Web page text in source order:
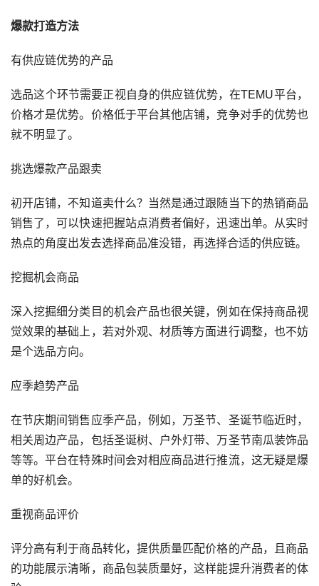
爆款打造方法
有供应链优势的产品
选品这个环节需要正视自身的供应链优势，在TEMU平台，
价格才是优势。价格低于平台其他店铺，竞争对手的优势也
就不明显了。
挑选爆款产品跟卖
初开店铺，不知道卖什么？当然是通过跟随当下的热销商品
销售了，可以快速把握站点消费者偏好，迅速出单。从实时
热点的角度出发去选择商品准没错，再选择合适的供应链。
挖掘机会商品
深入挖掘细分类目的机会产品也很关键，例如在保持商品视
觉效果的基础上，若对外观、材质等方面进行调整，也不妨
是个选品方向。
应季趋势产品
在节庆期间销售应季产品，例如，万圣节、圣诞节临近时，
相关周边产品，包括圣诞树、户外灯带、万圣节南瓜装饰品
等等。平台在特殊时间会对相应商品进行推流，这无疑是爆
单的好机会。
重视商品评价
评分高有利于商品转化，提供质量匹配价格的产品，且商品
的功能展示清晰，商品包装质量好，这样能提升消费者的体